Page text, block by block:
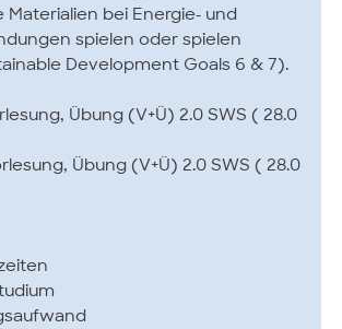
Materialien bei Energie- und
spielen oder spielen
Development Goals 6 & 7).
Übung (V+Ü) 2.0 SWS ( 28.0
Übung (V+Ü) 2.0 SWS ( 28.0